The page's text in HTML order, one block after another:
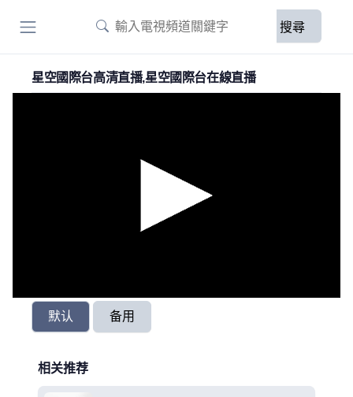
搜尋
星空國際台高清直播,星空國際台在線直播
默认 备用
相关推荐